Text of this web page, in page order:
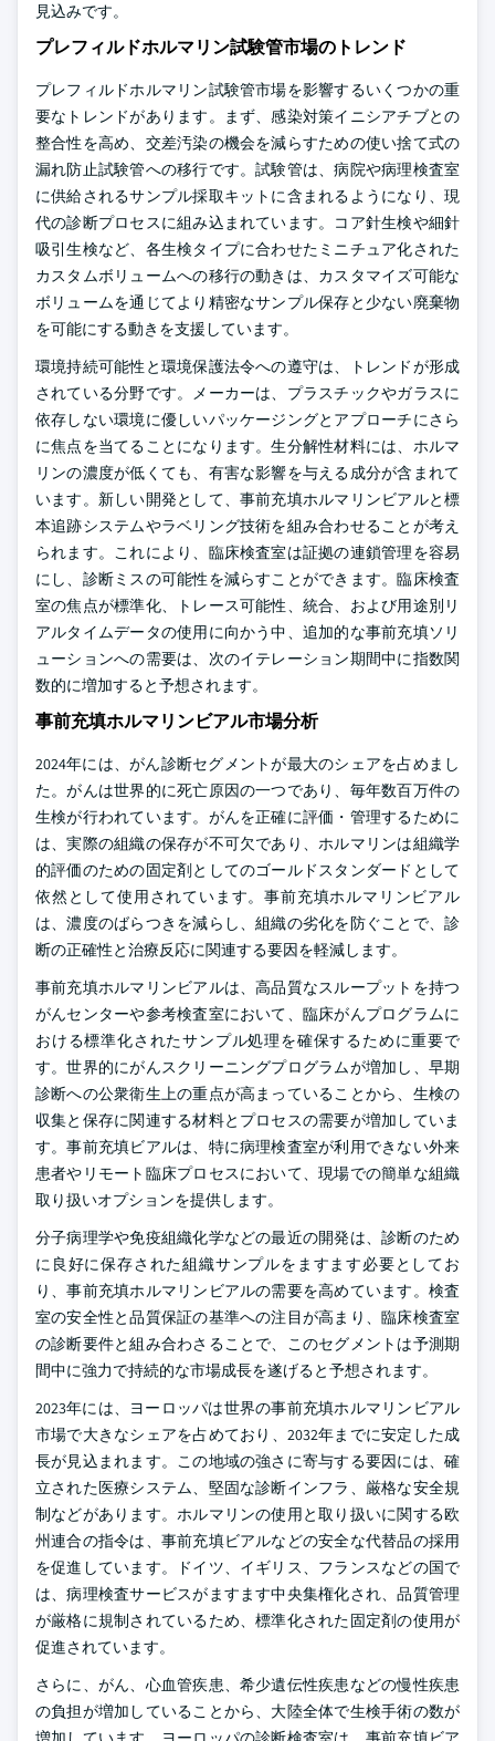
見込みです。
プレフィルドホルマリン試験管市場のトレンド
プレフィルドホルマリン試験管市場を影響するいくつかの重
要なトレンドがあります。まず、感染対策イニシアチブとの
整合性を高め、交差汚染の機会を減らすための使い捨て式の
漏れ防止試験管への移行です。試験管は、病院や病理検査室
に供給されるサンプル採取キットに含まれるようになり、現
代の診断プロセスに組み込まれています。コア針生検や細針
吸引生検など、各生検タイプに合わせたミニチュア化された
カスタムボリュームへの移行の動きは、カスタマイズ可能な
ボリュームを通じてより精密なサンプル保存と少ない廃棄物
を可能にする動きを支援しています。
環境持続可能性と環境保護法令への遵守は、トレンドが形成
されている分野です。メーカーは、プラスチックやガラスに
依存しない環境に優しいパッケージングとアプローチにさら
に焦点を当てることになります。生分解性材料には、ホルマ
リンの濃度が低くても、有害な影響を与える成分が含まれて
います。新しい開発として、事前充填ホルマリンビアルと標
本追跡システムやラベリング技術を組み合わせることが考え
られます。これにより、臨床検査室は証拠の連鎖管理を容易
にし、診断ミスの可能性を減らすことができます。臨床検査
室の焦点が標準化、トレース可能性、統合、および用途別リ
アルタイムデータの使用に向かう中、追加的な事前充填ソリ
ューションへの需要は、次のイテレーション期間中に指数関
数的に増加すると予想されます。
事前充填ホルマリンビアル市場分析
2024年には、がん診断セグメントが最大のシェアを占めまし
た。がんは世界的に死亡原因の一つであり、毎年数百万件の
生検が行われています。がんを正確に評価・管理するために
は、実際の組織の保存が不可欠であり、ホルマリンは組織学
的評価のための固定剤としてのゴールドスタンダードとして
依然として使用されています。事前充填ホルマリンビアル
は、濃度のばらつきを減らし、組織の劣化を防ぐことで、診
断の正確性と治療反応に関連する要因を軽減します。
事前充填ホルマリンビアルは、高品質なスループットを持つ
がんセンターや参考検査室において、臨床がんプログラムに
おける標準化されたサンプル処理を確保するために重要で
す。世界的にがんスクリーニングプログラムが増加し、早期
診断への公衆衛生上の重点が高まっていることから、生検の
収集と保存に関連する材料とプロセスの需要が増加していま
す。事前充填ビアルは、特に病理検査室が利用できない外来
患者やリモート臨床プロセスにおいて、現場での簡単な組織
取り扱いオプションを提供します。
分子病理学や免疫組織化学などの最近の開発は、診断のため
に良好に保存された組織サンプルをますます必要としてお
り、事前充填ホルマリンビアルの需要を高めています。検査
室の安全性と品質保証の基準への注目が高まり、臨床検査室
の診断要件と組み合わさることで、このセグメントは予測期
間中に強力で持続的な市場成長を遂げると予想されます。
2023年には、ヨーロッパは世界の事前充填ホルマリンビアル
市場で大きなシェアを占めており、2032年までに安定した成
長が見込まれます。この地域の強さに寄与する要因には、確
立された医療システム、堅固な診断インフラ、厳格な安全規
制などがあります。ホルマリンの使用と取り扱いに関する欧
州連合の指令は、事前充填ビアルなどの安全な代替品の採用
を促進しています。ドイツ、イギリス、フランスなどの国で
は、病理検査サービスがますます中央集権化され、品質管理
が厳格に規制されているため、標準化された固定剤の使用が
促進されています。
さらに、がん、心血管疾患、希少遺伝性疾患などの慢性疾患
の負担が増加していることから、大陸全体で生検手術の数が